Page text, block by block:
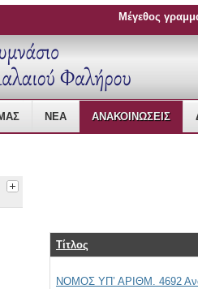
Management
ΝΈΑ ΑΝΑΚΟΙΝΏΣΕΙΣ
Μέγεθος
Τίτλος
NOMOΣ ΥΠ’ ΑΡΙΘΜ. 4692